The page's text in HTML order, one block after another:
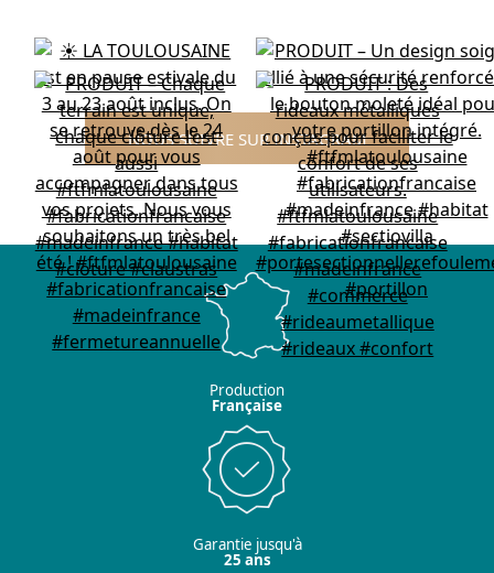
NOUS SUIVRE SUR INSTAGRAM
Production
Française
Garantie jusqu'à
25 ans